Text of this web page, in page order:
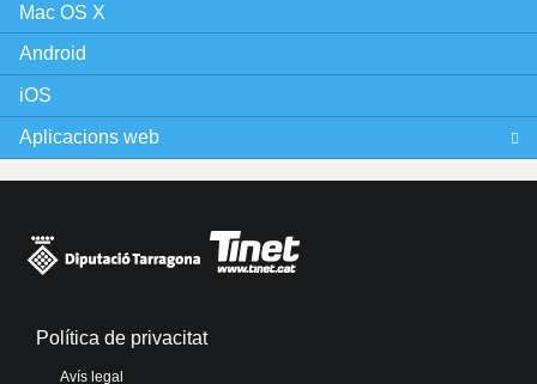
n
e
Mac OS X
Android
iOS
Aplicacions web
Política de privacitat
Avís legal